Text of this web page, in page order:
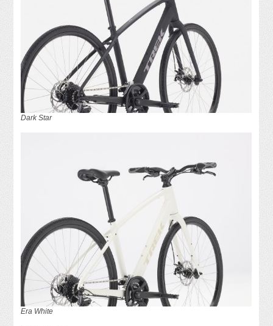
Dark Star
Era White